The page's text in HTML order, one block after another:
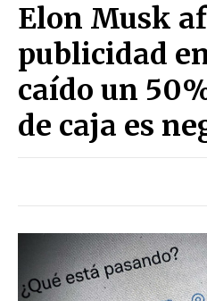
Elon Musk
publicidad
caído un
de caja es